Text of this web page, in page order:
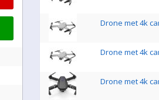
Drone met 4k
Drone met 4k
Drone met 4k